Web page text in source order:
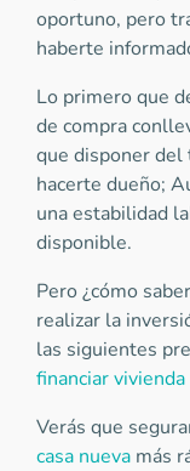
oportuno, pero
haberte
Lo primero que
de compra
que disponer del
hacerte dueño;
una estabilidad
disponible.
Pero ¿cómo
realizar la
las siguientes
financiar vivienda
Verás que
casa nueva más